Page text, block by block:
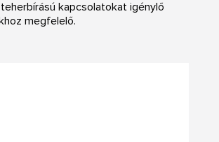
kapcsolatokat igénylő
megfelelő.